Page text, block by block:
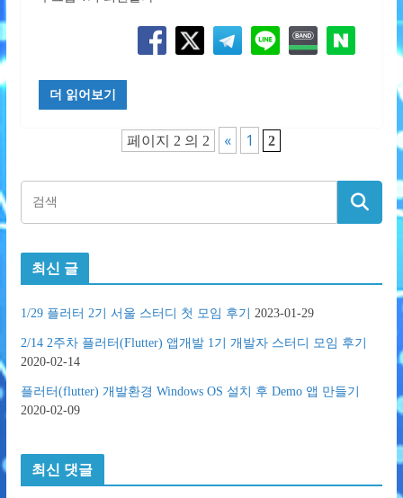
더 읽어보기
페이지 2 의 2 « 1 2
최신 글
1/29 플러터 2기 서울 스터디 첫 모임 후기 2023-01-29
2/14 2주차 플러터(Flutter) 앱개발 1기 개발자 스터디 모임 후기
2020-02-14
플러터(flutter) 개발환경 Windows OS 설치 후 Demo 앱 만들기
2020-02-09
최신 댓글